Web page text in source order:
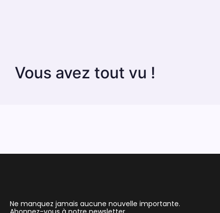
Vous avez tout vu !
Ne manquez jamais aucune nouvelle importante.